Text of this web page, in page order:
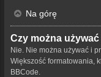
Na górę
Czy można
Nie. Nie można używać i
Większość formatowania,
BBCode.